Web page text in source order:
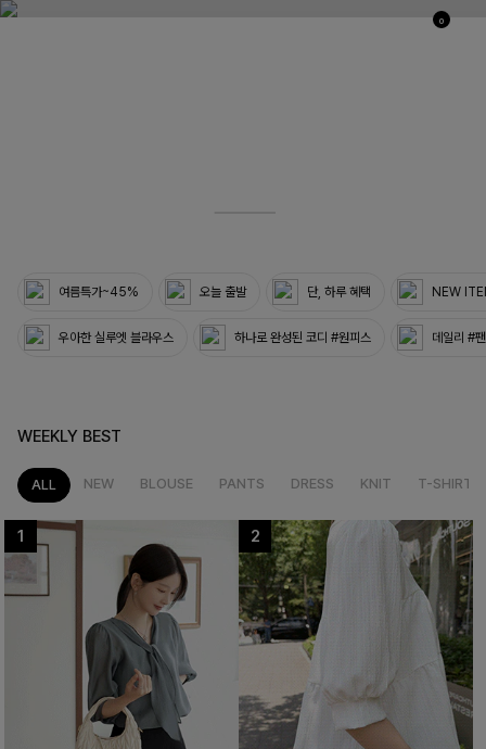
0
여름특가~45% 오늘 출발 단, 하루 혜택 NEW
우아한 실루엣 블라우스 하나로 완성된 코디 #원피스 데일리 #
WEEKLY BEST
ALL NEW BLOUSE PANTS DRESS KNIT T-SHIRT